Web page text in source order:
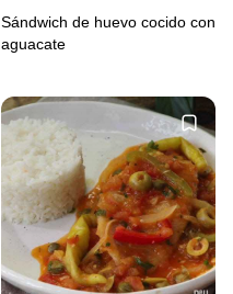
Sándwich de huevo cocido con
aguacate